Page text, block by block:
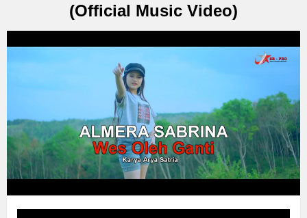
(Official Music Video)